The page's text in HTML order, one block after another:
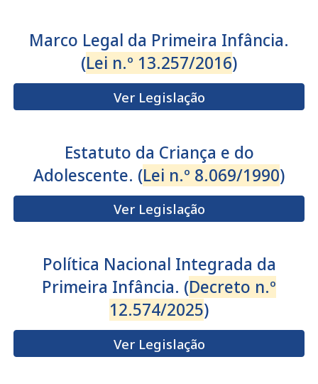
Marco Legal da Primeira Infância.
(Lei n.º 13.257/2016)
Ver Legislação
Estatuto da Criança e do
Adolescente. (Lei n.º 8.069/1990)
Ver Legislação
Política Nacional Integrada da
Primeira Infância. (Decreto n.º
12.574/2025)
Ver Legislação